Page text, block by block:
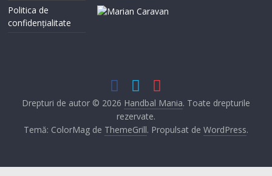
Politica de
confidențialitate
Drepturi de autor © 2026 Handbal Mania. Toate drepturile
rezervate.
Temă: ColorMag de ThemeGrill. Propulsat de WordPress.